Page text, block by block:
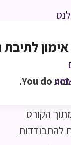
הקורס
להתבודדות
לתיבת
You do